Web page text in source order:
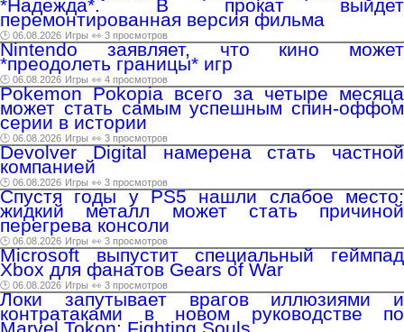
*Надежда*. В прокат выйдет
перемонтированная версия фильма
🕑 06.08.2026 Игры 👀 3 просмотров
Nintendo заявляет, что кино может
*преодолеть границы* игр
🕑 06.08.2026 Игры 👀 4 просмотров
Pokemon Pokopia всего за четыре месяца
может стать самым успешным спин-оффом
серии в истории
🕑 06.08.2026 Игры 👀 3 просмотров
Devolver Digital намерена стать частной
компанией
🕑 06.08.2026 Игры 👀 3 просмотров
Спустя годы у PS5 нашли слабое место:
жидкий металл может стать причиной
перегрева консоли
🕑 06.08.2026 Игры 👀 3 просмотров
Microsoft выпустит специальный геймпад
Xbox для фанатов Gears of War
🕑 06.08.2026 Игры 👀 3 просмотров
Локи запутывает врагов иллюзиями и
контратаками в новом руководстве по